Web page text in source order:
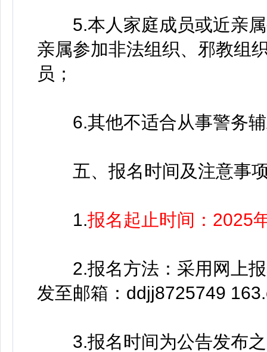
5.本人家庭成员或近亲属
亲属参加非法组织、邪教组
员；
6.其他不适合从事警务辅
五、报名时间及注意事
1.报名起止时间：2025
2.报名方法：采用网上报
发至邮箱：ddjj8725749
3.报名时间为公告发布之